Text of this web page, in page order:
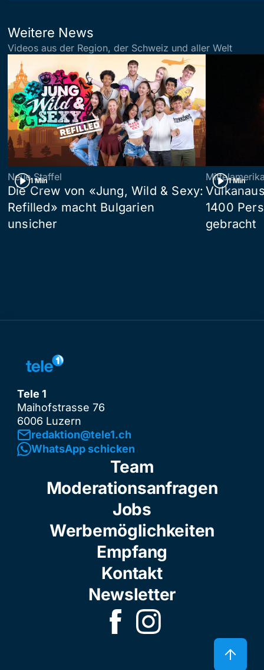
Weitere News
Videos aus der Region, der Schweiz und aller Welt
1 Min
Neue Staffel
Die Crew von «Jung, Wild & Sexy:
Refilled» macht Bulgarien
unsicher
1 Min
1400
gebracht
Tele 1
Maihofstrasse 76
6006 Luzern
redaktion@tele1.ch
WhatsApp schicken
Team
Moderationsanfragen
Jobs
Werbemöglichkeiten
Empfang
Kontakt
Newsletter